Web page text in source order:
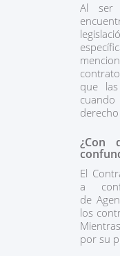
Al ser
que
¿Con
El
a
de
los
por su